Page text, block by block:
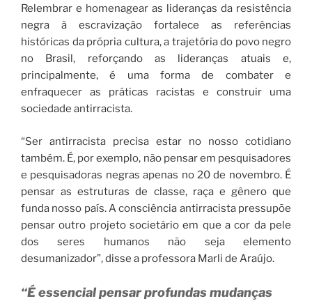
Relembrar e homenagear as lideranças da resistência
negra à escravização fortalece as referências
históricas da própria cultura, a trajetória do povo negro
no Brasil, reforçando as lideranças atuais e,
principalmente, é uma forma de combater e
enfraquecer as práticas racistas e construir uma
sociedade antirracista.
“Ser antirracista precisa estar no nosso cotidiano
também. É, por exemplo, não pensar em pesquisadores
e pesquisadoras negras apenas no 20 de novembro. É
pensar as estruturas de classe, raça e gênero que
funda nosso país. A consciência antirracista pressupõe
pensar outro projeto societário em que a cor da pele
dos seres humanos não seja elemento
desumanizador”, disse a professora Marli de Araújo.
“É essencial pensar profundas mudanças